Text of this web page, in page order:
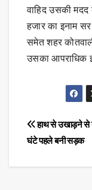
वाहिद उसकी
हजार का इनाम
समेत शहर
उसका आपराधिक
Post
हाथ से उखाड़ने
घंटे पहले बनी सड़क